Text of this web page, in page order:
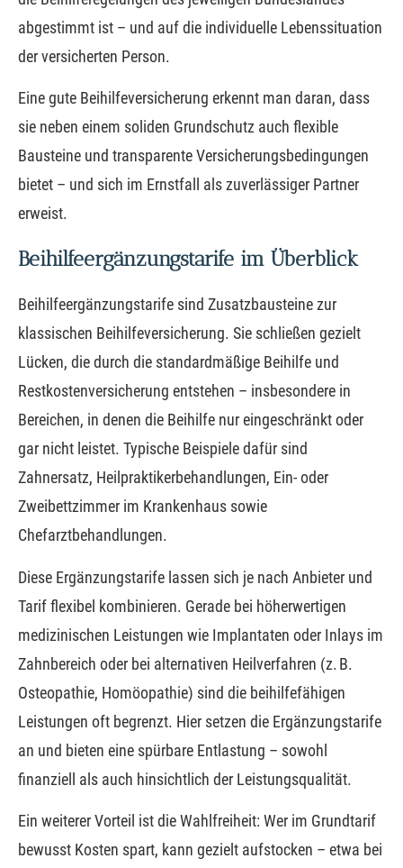
abgestimmt ist – und auf die individuelle Lebenssituation
der versicherten Person.
Eine gute Beihilfeversicherung erkennt man daran, dass
sie neben einem soliden Grundschutz auch flexible
Bausteine und transparente Versicherungsbedingungen
bietet – und sich im Ernstfall als zuverlässiger Partner
erweist.
Beihilfeergänzungstarife im Überblick
Beihilfeergänzungstarife sind Zusatzbausteine zur
klassischen Beihilfeversicherung. Sie schließen gezielt
Lücken, die durch die standardmäßige Beihilfe und
Restkostenversicherung entstehen – insbesondere in
Bereichen, in denen die Beihilfe nur eingeschränkt oder
gar nicht leistet. Typische Beispiele dafür sind
Zahnersatz, Heilpraktikerbehandlungen, Ein- oder
Zweibettzimmer im Krankenhaus sowie
Chefarztbehandlungen.
Diese Ergänzungstarife lassen sich je nach Anbieter und
Tarif flexibel kombinieren. Gerade bei höherwertigen
medizinischen Leistungen wie Implantaten oder Inlays im
Zahnbereich oder bei alternativen Heilverfahren (z. B.
Osteopathie, Homöopathie) sind die beihilfefähigen
Leistungen oft begrenzt. Hier setzen die Ergänzungstarife
an und bieten eine spürbare Entlastung – sowohl
finanziell als auch hinsichtlich der Leistungsqualität.
Ein weiterer Vorteil ist die Wahlfreiheit: Wer im Grundtarif
bewusst Kosten spart, kann gezielt aufstocken – etwa bei